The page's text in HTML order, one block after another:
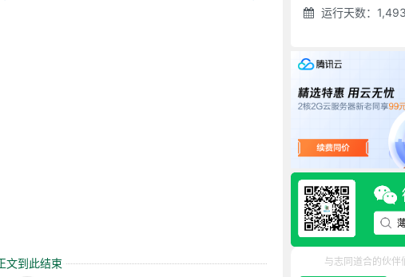
文到此结束
运行天数：
与志同道合的伙